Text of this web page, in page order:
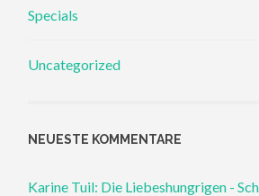
Specials
Uncategorized
NEUESTE KOMMENTARE
Karine Tuil: Die Liebeshungrigen -